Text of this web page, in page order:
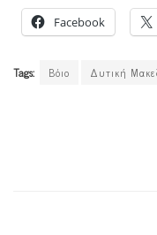
Facebook
Tags: Βόιο Δυτική